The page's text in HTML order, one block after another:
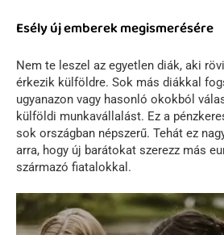
Esély új emberek megismerésére
Nem te leszel az egyetlen diák, aki
érkezik külföldre. Sok más diákkal
ugyanazon vagy hasonló okokból
külföldi munkavállalást. Ez a
sok országban népszerű. Tehát ez
arra, hogy új barátokat szerezz más
származó fiatalokkal.